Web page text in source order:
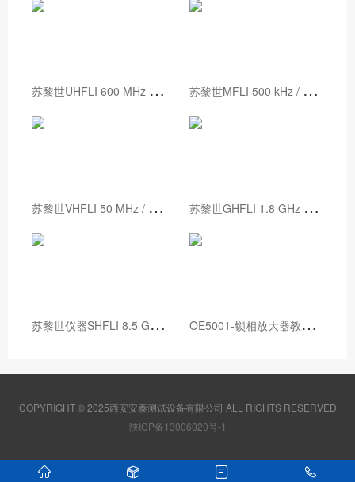
苏
黎世UHFLI 600 MHz 锁相放大器 苏
黎世MFLI 500 kHz / 5 MHz 锁相放大器
苏
黎世VHFLI 50 MHz / 200 MHz 锁相放大器 苏
黎世GHFLI 1.8 GHz 锁相放大器
苏
黎世仪器SHFLI 8.5 GHz锁相放大器 O
E5001-锁相放大器教学实验箱
COPYRIGHT © 2025西安安泰测试设备有限公司 ALL RIGHTS RESERVED
陕ICP备13006020号-1